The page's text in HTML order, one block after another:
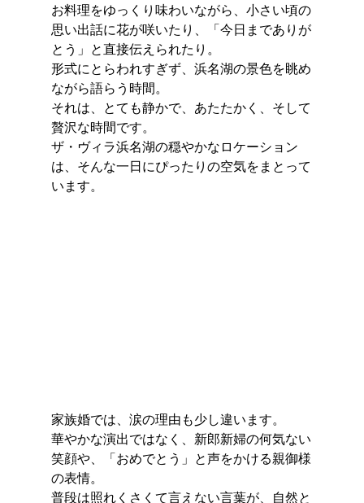
お料理をゆっくり味わいながら、小さい頃の
思い出話に花が咲いたり、「今日までありが
とう」と直接伝えられたり。
形式にとらわれすぎず、浜名湖の景色を眺め
ながら語らう時間。
それは、とても静かで、あたたかく、そして
贅沢な時間です。
ザ・ヴィラ浜名湖の穏やかなロケーション
は、そんな一日にぴったりの空気をまとって
います。
家族婚では、涙の理由も少し違います。
華やかな演出ではなく、新郎新婦の何気ない
笑顔や、「おめでとう」と声をかける親御様
の表情。
普段は照れくさくて言えない言葉が、自然と